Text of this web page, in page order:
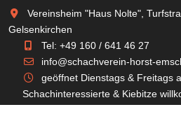
Vereinsheim "Haus Nolte",
Gelsenkirchen
Tel: +49 160 / 641 46 27
info@schachverein-horst-
geöffnet Dienstags & Freitags
Schachinteressierte & Kiebitze